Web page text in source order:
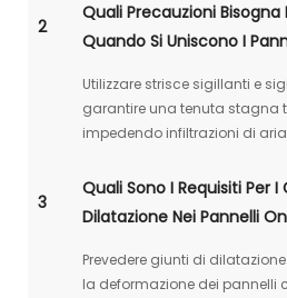
2
Quali Precauzioni Bisogna
Quando Si Uniscono I
Utilizzare strisce sigillanti e
garantire una tenuta stagna
impedendo infiltrazioni di
3
Quali Sono I Requisiti Per I
Dilatazione Nei Pannelli
Prevedere giunti di
la deformazione dei pannelli